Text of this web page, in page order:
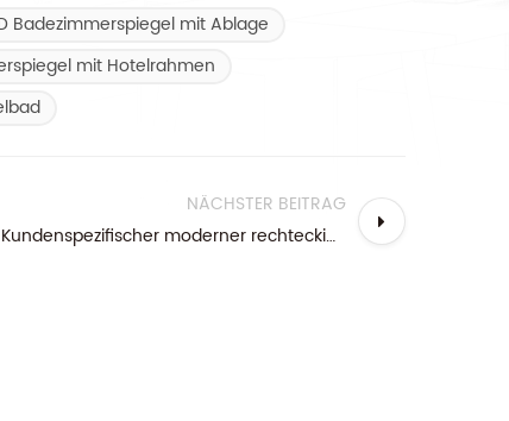
Badezimmerspiegel mit Ablage
mit Hotelrahmen
NÄCHSTER BEITRAG
Kundenspezifischer moderner rechteckiger rahmenloser LED-hintergrundbeleuchteter Badezimmer-Spiegel für Hotel